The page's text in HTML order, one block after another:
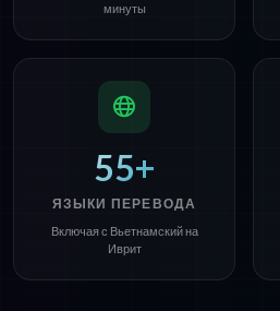
минуты
55+
ЯЗЫКИ ПЕРЕВОДА
Включая с Вьетнамский на
Иврит